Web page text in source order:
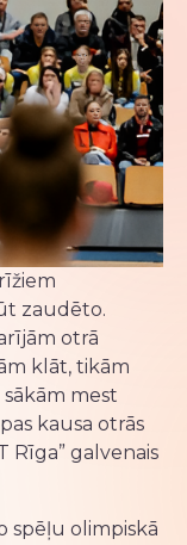
zaudēto.
otrā
klāt, tikām
mest
kausa otrās
Rīga” galvenais
spēļu olimpiskā